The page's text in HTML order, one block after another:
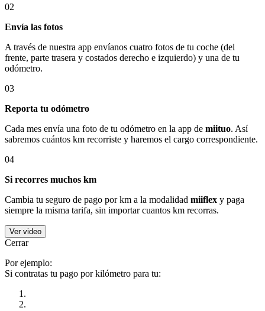
02
Envía las fotos
A través de nuestra app envíanos cuatro fotos de tu coche (del
frente, parte trasera y costados derecho e izquierdo) y una de tu
odómetro.
03
Reporta tu odómetro
Cada mes envía una foto de tu odómetro en la app de miituo. Así
sabremos cuántos km recorriste y haremos el cargo correspondiente.
04
Si recorres muchos km
Cambia tu seguro de pago por km a la modalidad miiflex y paga
siempre la misma tarifa, sin importar cuantos km recorras.
Ver video
Cerrar
Por ejemplo:
Si contratas tu pago por kilómetro para tu: